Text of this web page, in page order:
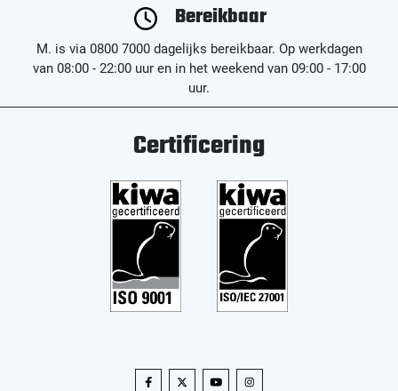
Bereikbaar
M. is via 0800 7000 dagelijks bereikbaar. Op werkdagen
van 08:00 - 22:00 uur en in het weekend van 09:00 - 17:00
uur.
Certificering